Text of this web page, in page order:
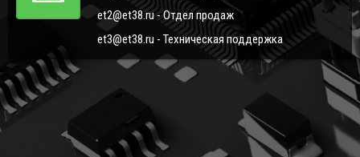
et2@et38.ru - Отдел продаж
et3@et38.ru - Техническая поддержка